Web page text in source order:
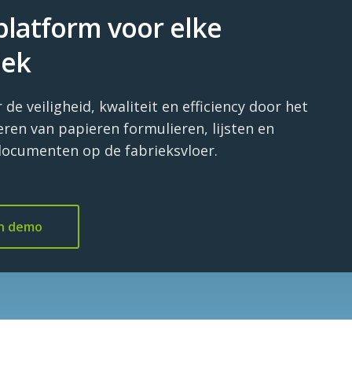
voor elke
de veiligheid, kwaliteit en efficiency door het
van papieren formulieren, lijsten en
op de fabrieksvloer.
demo